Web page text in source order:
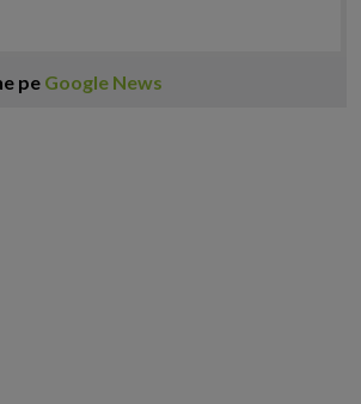
pe Google News